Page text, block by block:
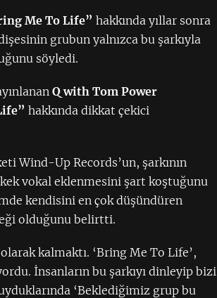
Me To Life” hakkında yıllar sonra
grubun yalnızca bu şarkıyla
söyledi.
Q with Tom Power
hakkında dikkat çekici
Wind-Up Records’un, şarkının
vokal eklenmesini şart koştuğunu
kendisini en çok düşündüren
olduğunu belirtti.
kalmaktı. ‘Bring Me To Life’,
İnsanların bu şarkıyı dinleyip bizi
‘Beklediğimiz grup bu